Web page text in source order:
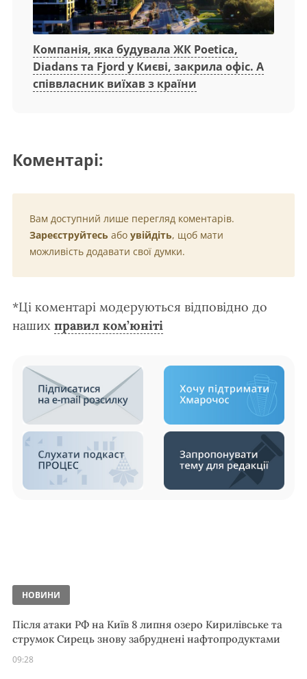
Компанія, яка будувала ЖК Poetica,
Diadans та Fjord у Києві, закрила офіс. А
співвласник виїхав з країни
Коментарі:
Вам доступний лише перегляд коментарів.
Зареєструйтесь або увійдіть, щоб мати
можливість додавати свої думки.
*Ці коментарі модеруються відповідно до
наших правил ком’юніті
НОВИНИ
Після атаки РФ на Київ 8 липня озеро Кирилівське та
струмок Сирець знову забруднені нафтопродуктами
09:28